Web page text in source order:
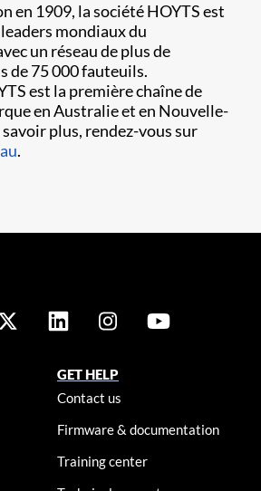
en 1909, la société HOYTS est
mondiaux du
un réseau de plus de
de 75 000 fauteuils.
est la première chaîne de
en Australie et en Nouvelle-
plus, rendez-vous sur
.
GET HELP
Contact us
Firmware & documentation
Training center